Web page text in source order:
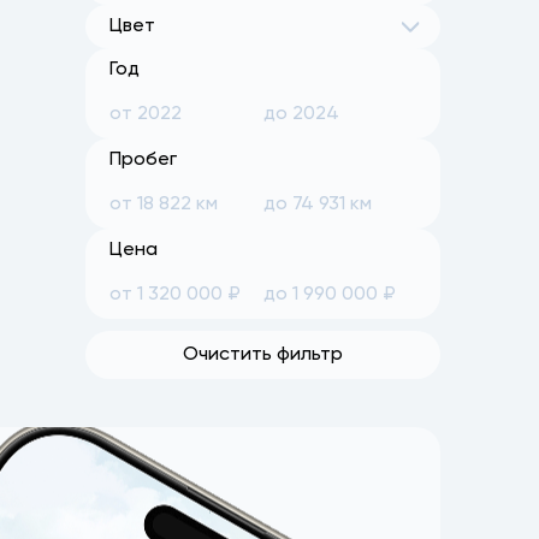
Цвет
Год
Пробег
Цена
Очистить фильтр